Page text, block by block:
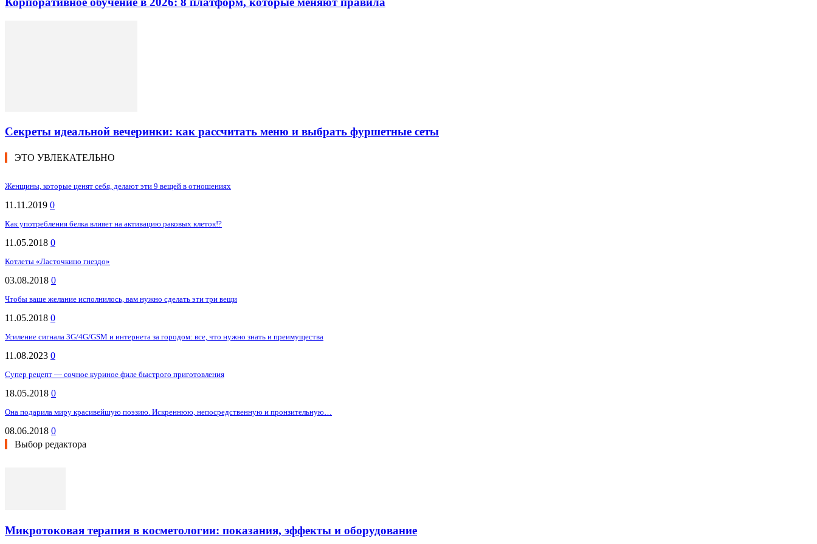
Секреты идеальной вечеринки: как рассчитать меню и выбрать фуршетные сеты
ЭТО УВЛЕКАТЕЛЬНО
Женщины, которые ценят себя, делают эти 9 вещей в отношениях
11.11.2019 0
Как употребления белка влияет на активацию раковых клеток!?
11.05.2018 0
Котлеты «Ласточкино гнездо»
03.08.2018 0
Чтобы ваше желание исполнилось, вам нужно сделать эти три вещи
11.05.2018 0
Усиление сигнала 3G/4G/GSM и интернета за городом: все, что нужно знать и преимущества
11.08.2023 0
Супер рецепт — сочное куриное филе быстрого приготовления
18.05.2018 0
Она подарила миру красивейшую поэзию. Искреннюю, непосредственную и пронзительную…
08.06.2018 0
Выбор редактора
Микротоковая терапия в косметологии: показания, эффекты и оборудование